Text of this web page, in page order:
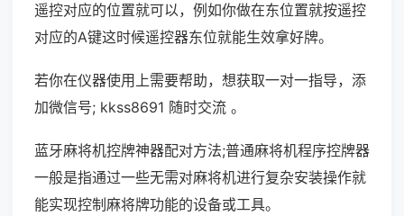
遥控对应的位置就可以，例如你做在东位置就按遥控
对应的A键这时候遥控器东位就能生效拿好牌。
若你在仪器使用上需要帮助，想获取一对一指导，添
加微信号; kkss8691 随时交流 。
蓝牙麻将机控牌神器配对方法;普通麻将机程序控牌器
一般是指通过一些无需对麻将机进行复杂安装操作就
能实现控制麻将牌功能的设备或工具。